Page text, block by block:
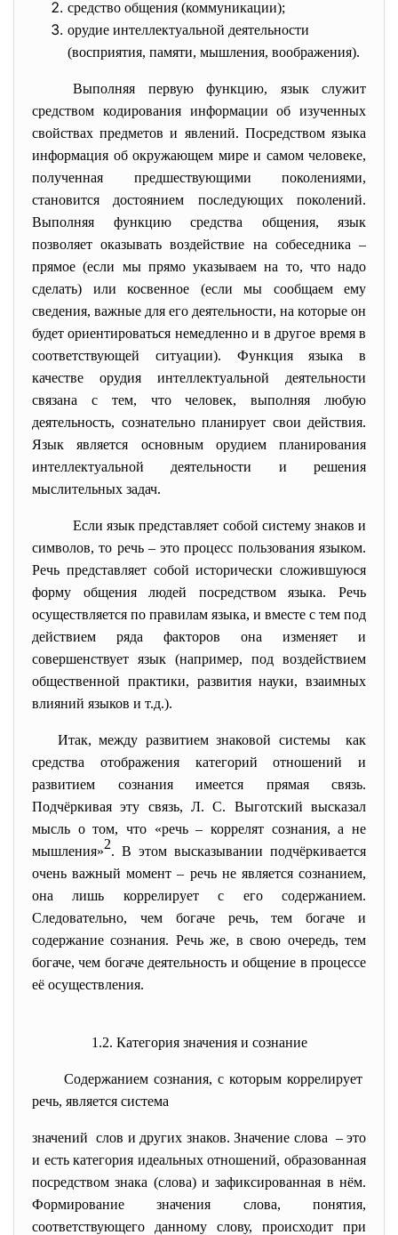
средство общения (коммуникации);
орудие интеллектуальной деятельности
(восприятия, памяти, мышления, воображения).
Выполняя первую функцию, язык служит
средством кодирования информации об изученных
свойствах предметов и явлений. Посредством языка
информация об окружающем мире и самом человеке,
полученная предшествующими поколениями,
становится достоянием последующих поколений.
Выполняя функцию средства общения, язык
позволяет оказывать воздействие на собеседника –
прямое (если мы прямо указываем на то, что надо
сделать) или косвенное (если мы сообщаем ему
сведения, важные для его деятельности, на которые он
будет ориентироваться немедленно и в другое время в
соответствующей ситуации). Функция языка в
качестве орудия интеллектуальной деятельности
связана с тем, что человек, выполняя любую
деятельность, сознательно планирует свои действия.
Язык является основным орудием планирования
интеллектуальной деятельности и решения
мыслительных задач.
Если язык представляет собой систему знаков и
символов, то речь – это процесс пользования языком.
Речь представляет собой исторически сложившуюся
форму общения людей посредством языка. Речь
осуществляется по правилам языка, и вместе с тем под
действием ряда факторов она изменяет и
совершенствует язык (например, под воздействием
общественной практики, развития науки, взаимных
влияний языков и т.д.).
Итак, между развитием знаковой системы как
средства отображения категорий отношений и
развитием сознания имеется прямая связь.
Подчёркивая эту связь, Л. С. Выготский высказал
мысль о том, что «речь – коррелят сознания, а не
мышления»2. В этом высказывании подчёркивается
очень важный момент – речь не является сознанием,
она лишь коррелирует с его содержанием.
Следовательно, чем богаче речь, тем богаче и
содержание сознания. Речь же, в свою очередь, тем
богаче, чем богаче деятельность и общение в процессе
её осуществления.
1.2. Категория значения и сознание
Содержанием сознания, с которым коррелирует
речь, является система
значений слов и других знаков. Значение слова – это
и есть категория идеальных отношений, образованная
посредством знака (слова) и зафиксированная в нём.
Формирование значения слова, понятия,
соответствующего данному слову, происходит при